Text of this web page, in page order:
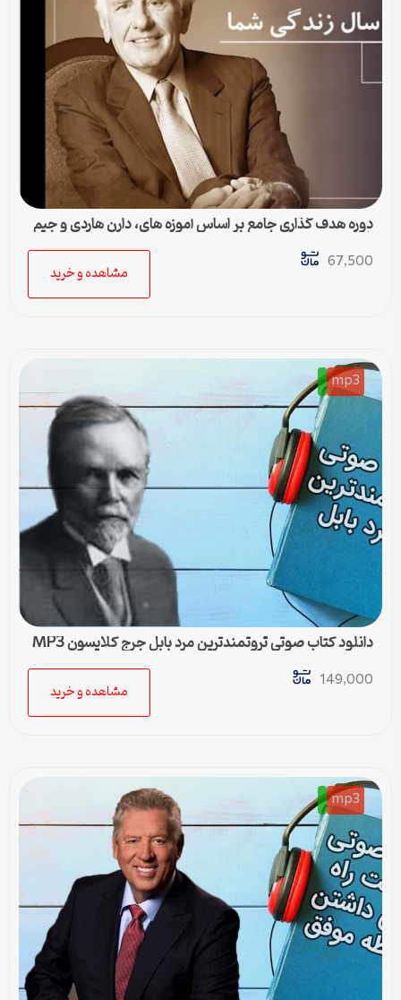
دوره هدف گذاری جامع بر اساس آموزه های، دارن هاردی و جیم
ران
67,500
مشاهده و خرید
mp3
دانلود کتاب صوتی ثروتمندترین مرد بابل جرج کلایسون MP3
149,000
مشاهده و خرید
mp3